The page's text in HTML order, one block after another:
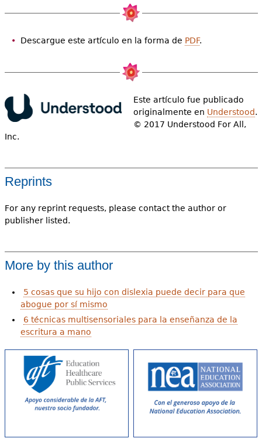
Descargue este artículo en la forma de PDF.
Este artículo fue publicado
originalmente en Understood.
© 2017 Understood For All,
Inc.
Reprints
For any reprint requests, please contact the author or
publisher listed.
More by this author
5 cosas que su hijo con dislexia puede decir para que
abogue por sí mismo
6 técnicas multisensoriales para la enseñanza de la
escritura a mano